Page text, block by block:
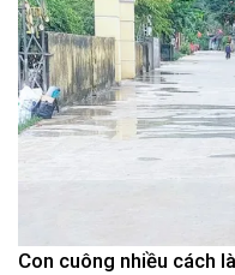
Con cuông nhiều cách